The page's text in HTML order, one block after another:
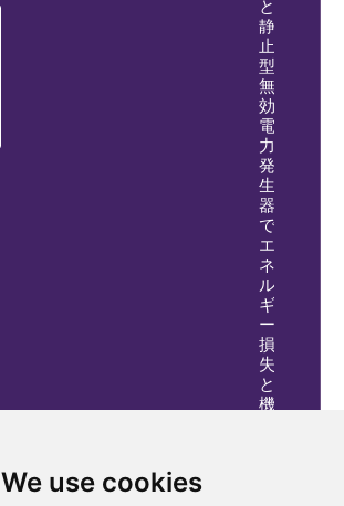
We use cookies
と
静
止
型
無
効
電
力
発
生
器
で
エ
ネ
ル
ギ
ー
損
失
と
機